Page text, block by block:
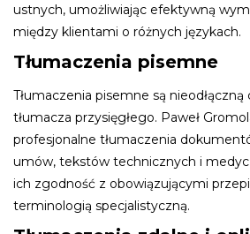
ustnych, umożliwiając efektywną
między klientami o różnych językach.
Tłumaczenia pisemne
Tłumaczenia pisemne są nieodłączną
tłumacza przysięgłego. Paweł
profesjonalne tłumaczenia
umów, tekstów technicznych i
ich zgodność z obowiązującymi
terminologią specjalistyczną.